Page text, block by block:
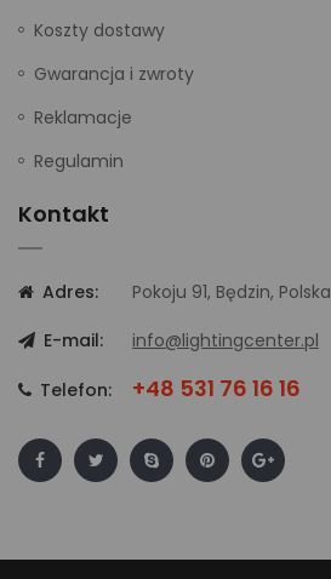
Koszty dostawy
Gwarancja i zwroty
Reklamacje
Regulamin
Kontakt
Adres:
Pokoju 91, Będzin, Polska
E-mail:
info@lightingcenter.pl
Telefon: +48 531 76 16 16